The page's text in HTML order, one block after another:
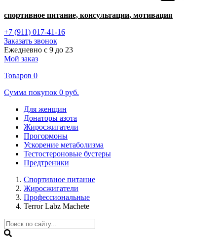
спортивное питание, консультации, мотивация
+7 (911) 017-41-16
Заказать звонок
Ежедневно с 9 до 23
Мой заказ
Товаров 0
Сумма покупок 0 руб.
Для женщин
Донаторы азота
Жиросжигатели
Прогормоны
Ускорение метаболизма
Тестостероновые бустеры
Предтреники
Спортивное питание
Жиросжигатели
Профессиональные
Terror Labz Machete